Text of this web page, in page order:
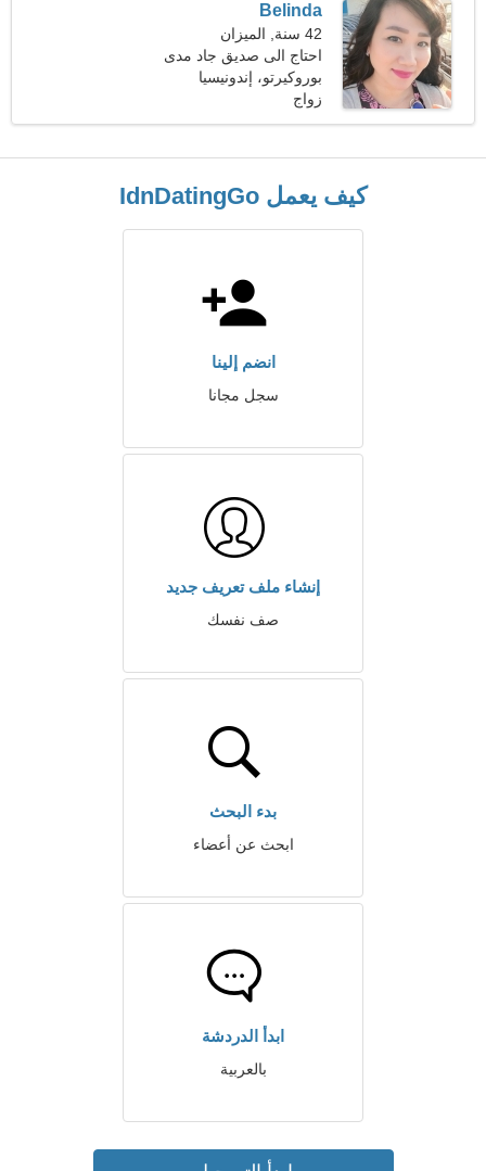
Belinda
42 سنة, الميزان
احتاج الى صديق جاد مدى
الحياة
بوروكيرتو، إندونيسيا
زواج
كيف يعمل IdnDatingGo
انضم إلينا
سجل مجانا
إنشاء ملف تعريف جديد
صف نفسك
بدء البحث
ابحث عن أعضاء
ابدأ الدردشة
بالعربية